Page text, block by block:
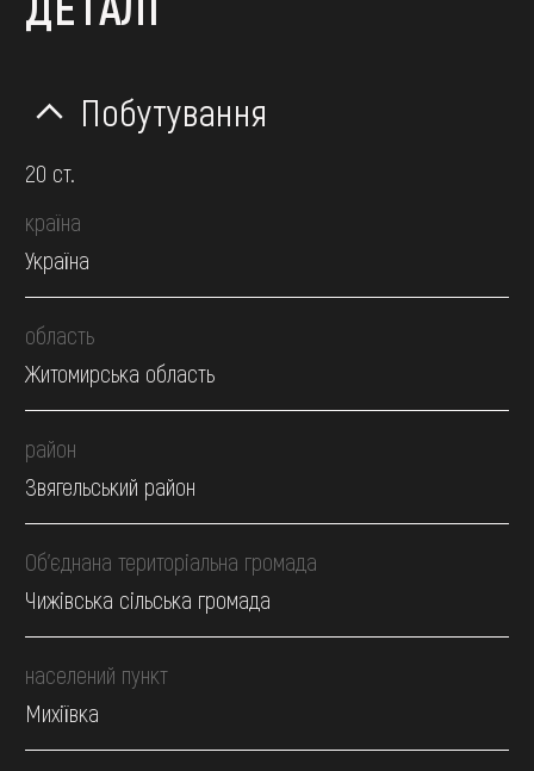
Побутування
20 ст.
країна
Україна
область
Житомирська область
район
Звягельський район
Об’єднана територіальна громада
Чижівська сільська громада
населений пункт
Михіївка